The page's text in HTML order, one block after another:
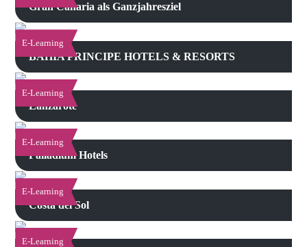
Gran Canaria als Ganzjahresziel
E-Learning
BAHIA PRINCIPE HOTELS & RESORTS
E-Learning
Lanzarote
E-Learning
Palladium Hotels
E-Learning
Costa del Sol
E-Learning